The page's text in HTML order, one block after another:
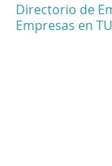
Directorio de
Empresas en